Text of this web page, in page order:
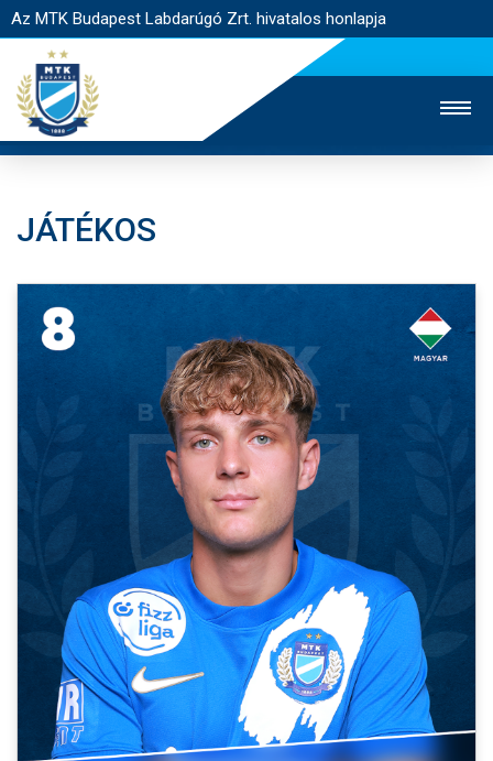
Az MTK Budapest Labdarúgó Zrt. hivatalos honlapja
JEGYÉRTÉKESÍTÉS
WEBSHOP
EGYESÜLET
KAPCSOLAT
NYITÓLAP
HÍREK
CSAPATOK
MÉRKŐZÉSEK
KLUB
GALÉRIA
SZURKOLÓI ÉLMÉNYEK
AKKREDITÁCIÓ
JÁTÉKOS